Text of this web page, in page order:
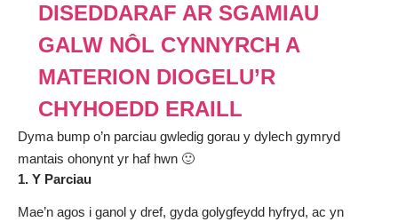
DISEDDARAF AR SGAMIAU
GALW NÔL CYNNYRCH A
MATERION DIOGELU’R
CHYHOEDD ERAILL
Dyma bump o’n parciau gwledig gorau y dylech gymryd
mantais ohonynt yr haf hwn 🙂
1. Y Parciau
Mae’n agos i ganol y dref, gyda golygfeydd hyfryd, ac yn